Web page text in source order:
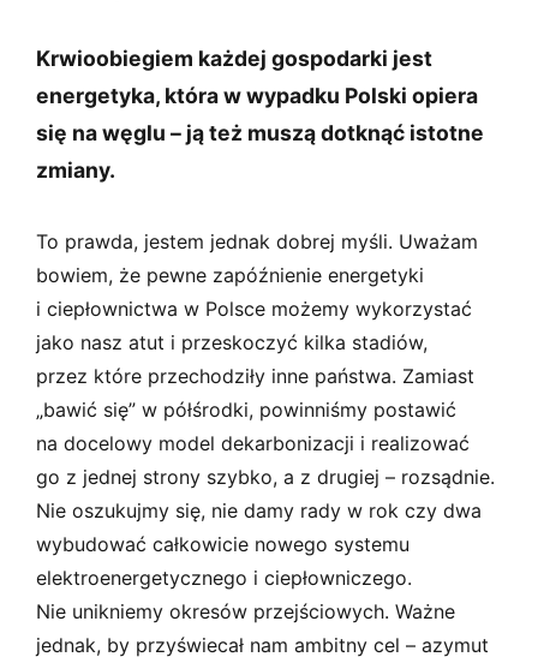
Krwioobiegiem każdej gospodarki jest
energetyka, która w wypadku Polski opiera
się na węglu – ją też muszą dotknąć istotne
zmiany.
To prawda, jestem jednak dobrej myśli. Uważam
bowiem, że pewne zapóźnienie energetyki
i ciepłownictwa w Polsce możemy wykorzystać
jako nasz atut i przeskoczyć kilka stadiów,
przez które przechodziły inne państwa. Zamiast
„bawić się” w półśrodki, powinniśmy postawić
na docelowy model dekarbonizacji i realizować
go z jednej strony szybko, a z drugiej – rozsądnie.
Nie oszukujmy się, nie damy rady w rok czy dwa
wybudować całkowicie nowego systemu
elektroenergetycznego i ciepłowniczego.
Nie unikniemy okresów przejściowych. Ważne
jednak, by przyświecał nam ambitny cel – azymut